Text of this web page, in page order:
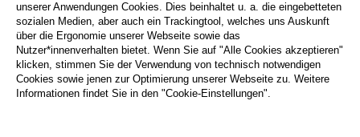
Spielplan
The Alonetimes
Mi 14.10.26
Mi 14.10.26
unserer Anwendungen Cookies. Dies beinhaltet u. a. die eingebetteten
sozialen Medien, aber auch ein Trackingtool, welches uns Auskunft
über die Ergonomie unserer Webseite sowie das
Nutzer*innenverhalten bietet. Wenn Sie auf "Alle Cookies akzeptieren"
klicken, stimmen Sie der Verwendung von technisch notwendigen
Cookies sowie jenen zur Optimierung unserer Webseite zu. Weitere
Informationen findet Sie in den "Cookie-Einstellungen".